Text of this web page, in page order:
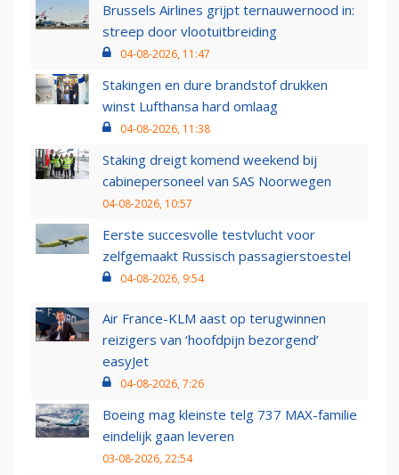
Brussels Airlines grijpt ternauwernood in:
streep door vlootuitbreiding
04-08-2026, 11:47
Stakingen en dure brandstof drukken
winst Lufthansa hard omlaag
04-08-2026, 11:38
Staking dreigt komend weekend bij
cabinepersoneel van SAS Noorwegen
04-08-2026, 10:57
Eerste succesvolle testvlucht voor
zelfgemaakt Russisch passagierstoestel
04-08-2026, 9:54
Air France-KLM aast op terugwinnen
reizigers van ‘hoofdpijn bezorgend’
easyJet
04-08-2026, 7:26
Boeing mag kleinste telg 737 MAX-familie
eindelijk gaan leveren
03-08-2026, 22:54